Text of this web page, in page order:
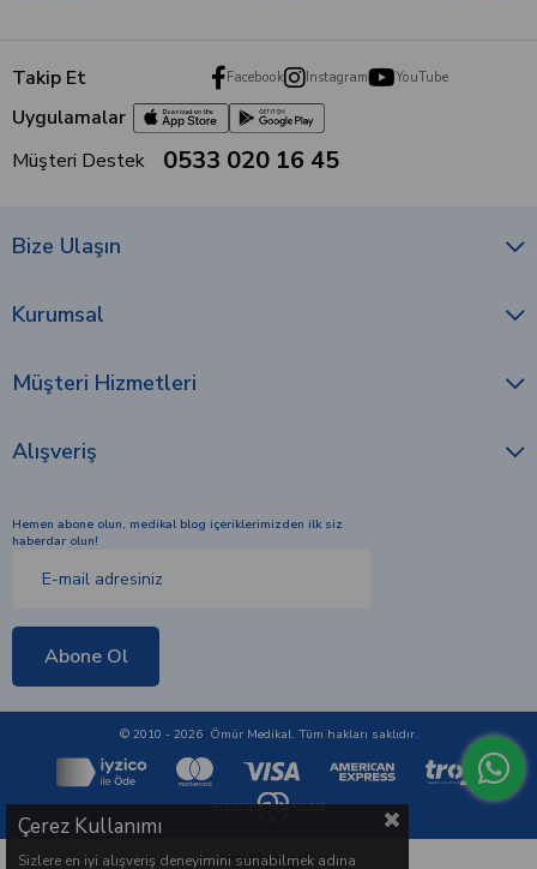
Takip Et Facebook Instagram YouTube
Uygulamalar
Müşteri Destek
0533 020 16 45
Bize Ulaşın
Kurumsal
Müşteri Hizmetleri
Alışveriş
Hemen abone olun, medikal blog içeriklerimizden ilk siz
haberdar olun!
Abone Ol
© 2010 - 2026 Ömür Medikal. Tüm hakları saklıdır.
Çerez Kullanımı
Sizlere en iyi alışveriş deneyimini sunabilmek adına